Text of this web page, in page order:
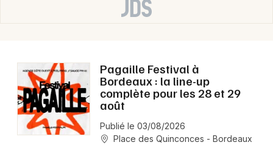
Pagaille Festival à
Bordeaux : la line-up
complète pour les 28 et 29
août
Publié le 03/08/2026
Place des Quinconces - Bordeaux